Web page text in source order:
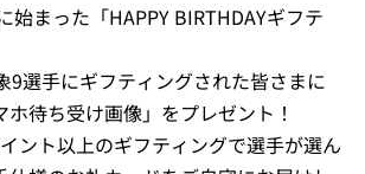
始まった「HAPPY BIRTHDAYギフテ
9選手にギフティングされた皆さまに
ホ待ち受け画像」をプレゼント！
ント以上のギフティングで選手が選ん